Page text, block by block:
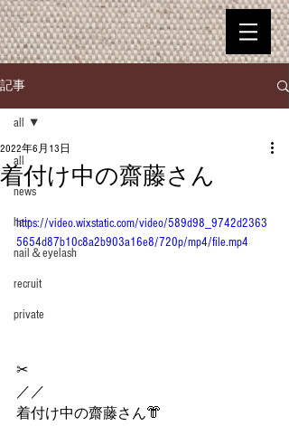
記事
all
news
hair
nail＆eyelash
recruit
private
all
着付け中の齋藤さん
2022年6月13日
https://video.wixstatic.com/video/589d98_9742d2363
5654d87b10c8a2b903a16e8/720p/mp4/file.mp4
✂︎
／／
着付け中の齋藤さん👘